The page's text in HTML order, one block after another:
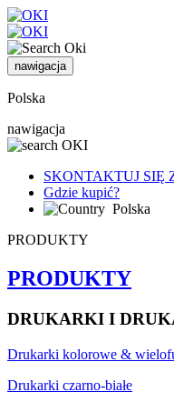
nawigacja
Polska
nawigacja
SKONTAKTUJ SIĘ
Gdzie kupić?
Polska
PRODUKTY
PRODUKTY
DRUKARKI I
Drukarki kolorowe &
Drukarki czarno-białe